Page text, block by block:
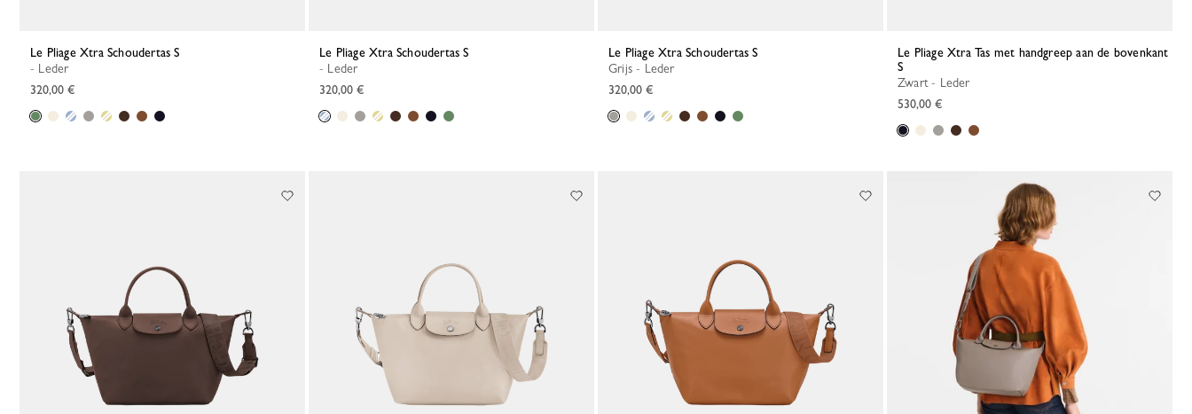
Le Pliage Xtra Schoudertas S
- Leder
320,00 €
Le Pliage Xtra Schoudertas S
- Leder
320,00 €
Le Pliage Xtra Schoudertas S
Grijs - Leder
320,00 €
Le Pliage Xtra Tas met handgreep aan de bovenkant
S
Zwart - Leder
530,00 €